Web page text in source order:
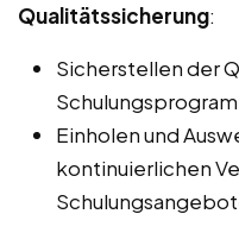
Qualitätssicherung:
Sicherstellen der
Einholen und
kontinuierlichen